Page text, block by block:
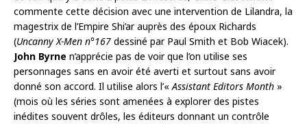
commente cette décision avec une intervention de Lilandra, la
magestrix de l’Empire Shi’ar auprès des époux Richards
(Uncanny X-Men n°167 dessiné par Paul Smith et Bob Wiacek).
John Byrne n’apprécie pas de voir que l’on utilise ses
personnages sans en avoir été averti et surtout sans avoir
donné son accord. Il utilise alors l’«Assistant Editors Month »
(mois où les séries sont amenées à explorer des pistes
inédites souvent drôles, les éditeurs donnant un contrôle